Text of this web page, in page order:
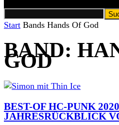
Start Bands Hands Of God
BAND:
GOD
BEST-OF HC-PUNK
JAHRESRÜCKBLICK